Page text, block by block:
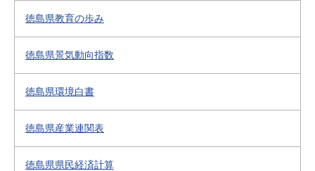
徳島県教育の歩み
徳島県景気動向指数
徳島県環境白書
徳島県産業連関表
徳島県県民経済計算